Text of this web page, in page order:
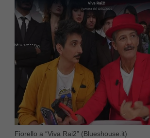
Fiorello a “Viva Rai2” (Blueshouse.it)